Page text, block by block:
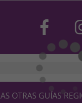
OTRAS GUÍAS